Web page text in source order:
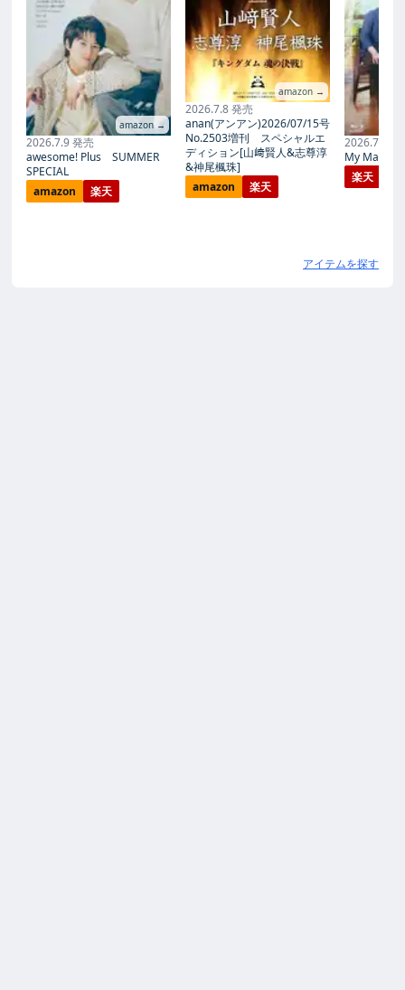
amazon →
2026.7.9 発売
awesome! Plus SUMMER
SPECIAL
amazon
楽天
amazon →
2026.7.8 発売
anan(アンアン)2026/07/15号
No.2503増刊 スペシャルエ
ディション[山﨑賢人&志尊淳
&神尾楓珠]
amazon
楽天
2026.7.27
My Magic
楽天
アイテムを探す